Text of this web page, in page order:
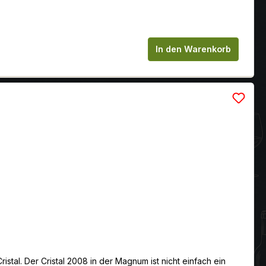
um die Anzahl zu erhöhen oder
In den Warenkorb
Der Cristal 2008 in der Magnum ist nicht einfach ein